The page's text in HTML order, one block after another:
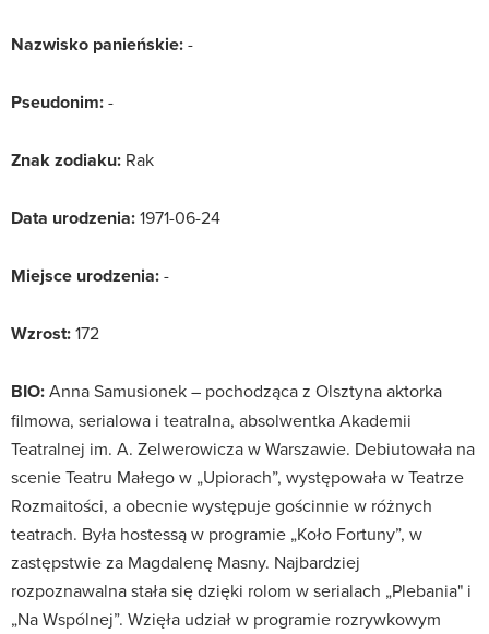
Nazwisko panieńskie:-
Pseudonim:-
Znak zodiaku: Rak
Data urodzenia:1971-06-24
Miejsce urodzenia:-
Wzrost:172
BIO:Anna Samusionek – pochodząca z Olsztyna aktorka
filmowa, serialowa i teatralna, absolwentka Akademii
Teatralnej im. A. Zelwerowicza w Warszawie. Debiutowała na
scenie Teatru Małego w „Upiorach”, występowała w Teatrze
Rozmaitości, a obecnie występuje gościnnie w różnych
teatrach. Była hostessą w programie „Koło Fortuny”, w
zastępstwie za Magdalenę Masny. Najbardziej
rozpoznawalna stała się dzięki rolom w serialach „Plebania" i
„Na Wspólnej”. Wzięła udział w programie rozrywkowym